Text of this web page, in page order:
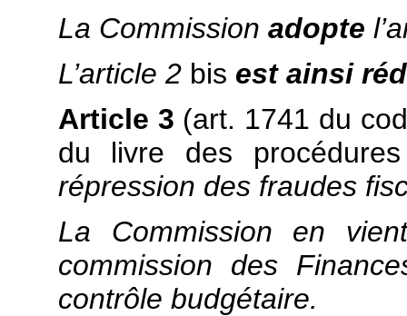
La Commission adopte
L’article 2 bis est ainsi
Article 3 (art. 1741 du
du livre des
répression des fraudes
La Commission en
commission des
contrôle budgétaire.